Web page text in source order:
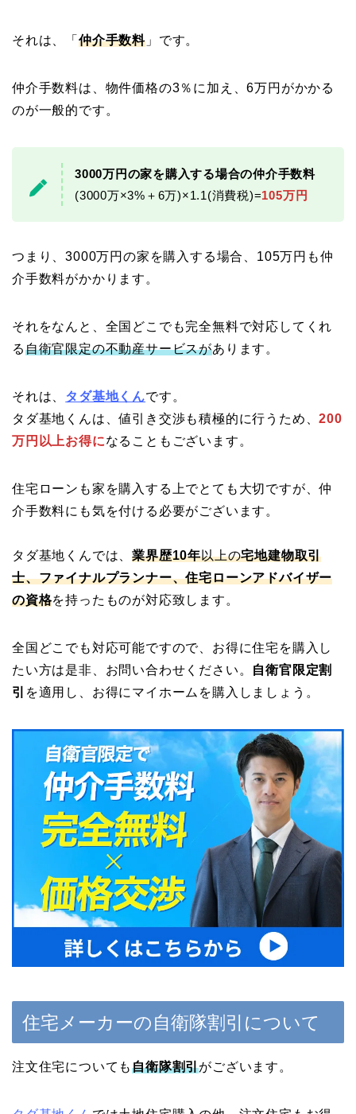
それは、「 仲介手数料 」です。
仲介手数料は、物件価格の3％に加え、6万円がかかる
のが一般的です。
3000万円の家を購入する場合の仲介手数料
(3000万×3%＋6万)×1.1(消費税)=105万円
つまり、3000万円の家を購入する場合、105万円も仲
介手数料がかかります。
それをなんと、全国どこでも完全無料で対応してくれ
る自衛官限定の不動産サービスがあります。
それは、 タダ基地くんです。
タダ基地くんは、値引き交渉も積極的に行うため、200
万円以上お得になることもございます。
住宅ローンも家を購入する上でとても大切ですが、仲
介手数料にも気を付ける必要がございます。
タダ基地くんでは、業界歴10年以上の宅地建物取引
士、ファイナルプランナー、住宅ローンアドバイザー
の資格を持ったものが対応致します。
全国どこでも対応可能ですので、お得に住宅を購入し
たい方は是非、お問い合わせください。 自衛官限定割
引 を適用し、お得にマイホームを購入しましょう。
住宅メーカーの自衛隊割引について
注文住宅についても自衛隊割引がございます。